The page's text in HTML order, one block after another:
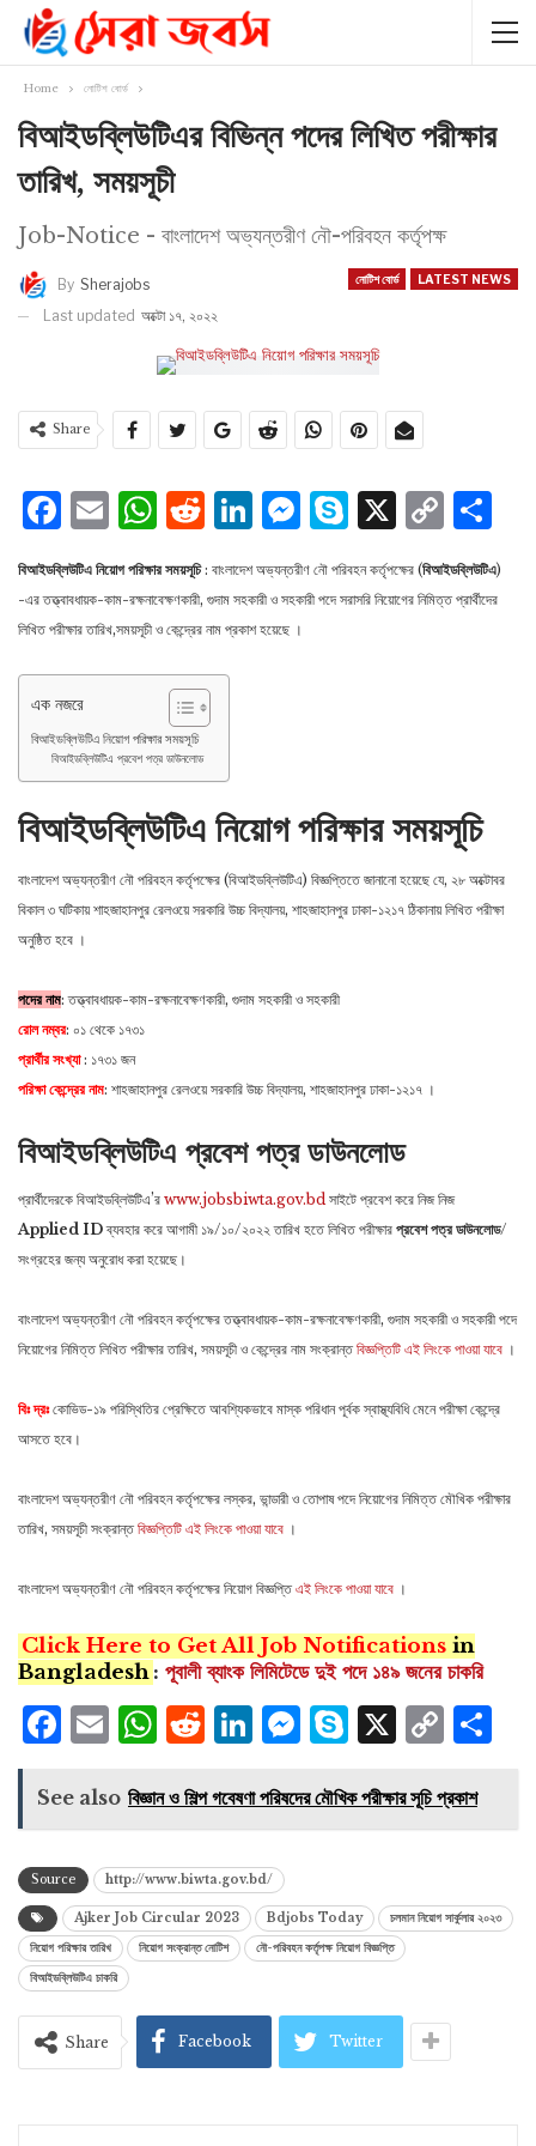
Home নোটিশ বোর্ড
বিআইডব্লিউটিএর বিভিন্ন পদের লিখিত পরীক্ষার
তারিখ, সময়সূচী
Job-Notice - বাংলাদেশ অভ্যন্তরীণ নৌ-পরিবহন কর্তৃপক্ষ
নোটিশ বোর্ড LATEST NEWS
By Sherajobs
Last updated অক্টো ১৭, ২০২২
Share
Facebook
Email
WhatsApp
Reddit
LinkedIn
Messenger
Skype
X
বিআইডব্লিউটিএ নিয়োগ পরিক্ষার সময়সূচি: বাংলাদেশ অভ্যন্তরীণ নৌ পরিবহন কর্তৃপক্ষের (বিআইডব্লিউটিএ)
-এর তত্ত্বাবধায়ক-কাম-রক্ষনাবেক্ষণকারী, গুদাম সহকারী ও সহকারী পদে সরাসরি নিয়ােগের নিমিত্ত প্রার্থীদের
লিখিত পরীক্ষার তারিখ,সময়সূচী ও কেন্দ্রের নাম প্রকাশ হয়েছে ।
এক নজরে
বিআইডব্লিউটিএ নিয়োগ পরিক্ষার সময়সূচি
বিআইডব্লিউটিএ প্রবেশ পত্র ডাউনলােড
বিআইডব্লিউটিএ নিয়োগ পরিক্ষার সময়সূচি
বাংলাদেশ অভ্যন্তরীণ নৌ পরিবহন কর্তৃপক্ষের (বিআইডব্লিউটিএ) বিজ্ঞপ্তিতে জানানো হয়েছে যে, ২৮ অক্টোবর
বিকাল ৩ ঘটিকায় শাহজাহানপুর রেলওয়ে সরকারি উচ্চ বিদ্যালয়, শাহজাহানপুর ঢাকা-১২১৭ ঠিকানায় লিখিত পরীক্ষা
অনুষ্ঠিত হবে ।
পদের নাম: তত্ত্বাবধায়ক-কাম-রক্ষনাবেক্ষণকারী, গুদাম সহকারী ও সহকারী
রোল নম্বর: ০১ থেকে ১৭৩১
প্রার্থীর সংখ্যা: ১৭৩১ জন
পরিক্ষা কেন্দ্রের নাম: শাহজাহানপুর রেলওয়ে সরকারি উচ্চ বিদ্যালয়, শাহজাহানপুর ঢাকা-১২১৭ ।
বিআইডব্লিউটিএ প্রবেশ পত্র ডাউনলােড
প্রার্থীদেরকে বিআইডব্লিউটিএ’র www.jobsbiwta.gov.bd সাইটে প্রবেশ করে নিজ নিজ
Applied IDব্যবহার করে আগামী ১৯/১০/২০২২ তারিখ হতে লিখিত পরীক্ষার প্রবেশ পত্র ডাউনলােড/
সংগ্রহের জন্য অনুরােধ করা হয়েছে।
বাংলাদেশ অভ্যন্তরীণ নৌ পরিবহন কর্তৃপক্ষের তত্ত্বাবধায়ক-কাম-রক্ষনাবেক্ষণকারী, গুদাম সহকারী ও সহকারী পদে
নিয়োগের নিমিত্ত লিখিত পরীক্ষার তারিখ, সময়সূচী ও কেন্দ্রের নাম সংক্রান্ত বিজ্ঞপ্তিটি এই লিংকে পাওয়া যাবে ।
বিঃ দ্রঃকোভিড-১৯ পরিস্থিতির প্রেক্ষিতে আবশ্যিকভাবে মাস্ক পরিধান পূর্বক স্বাস্থ্যবিধি মেনে পরীক্ষা কেন্দ্রে
আসতে হবে।
বাংলাদেশ অভ্যন্তরীণ নৌ পরিবহন কর্তৃপক্ষের লস্কর, ভান্ডারী ও তোপাষ পদে নিয়োগের নিমিত্ত মৌখিক পরীক্ষার
তারিখ, সময়সূচী সংক্রান্ত বিজ্ঞপ্তিটি এই লিংকে পাওয়া যাবে ।
বাংলাদেশ অভ্যন্তরীণ নৌ পরিবহন কর্তৃপক্ষের নিয়োগ বিজ্ঞপ্তি এই লিংকে পাওয়া যাবে ।
Click Here to Get All Job Notifications in
Bangladesh: পূবালী ব্যাংক লিমিটেডে দুই পদে ১৪৯ জনের চাকরি
Facebook
Email
WhatsApp
Reddit
LinkedIn
Messenger
Skype
X
See also বিজ্ঞান ও শিল্প গবেষণা পরিষদের মৌখিক পরীক্ষার সূচি প্রকাশ
Source http://www.biwta.gov.bd/
Ajker Job Circular 2023 Bdjobs Today
চলমান নিয়োগ সার্কুলার ২০২৩
নিয়োগ পরিক্ষার তারিখ
নিয়োগ সংক্রান্ত নোটিশ
নৌ-পরিবহন কর্তৃপক্ষ নিয়োগ বিজ্ঞপ্তি
বিআইডব্লিউটিএ চাকরি
Share Facebook Twitter